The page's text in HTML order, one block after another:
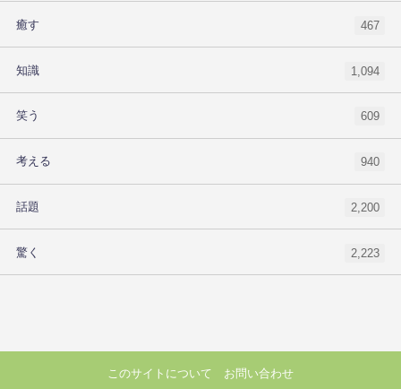
癒す 467
知識 1,094
笑う 609
考える 940
話題 2,200
驚く 2,223
このサイトについて お問い合わせ